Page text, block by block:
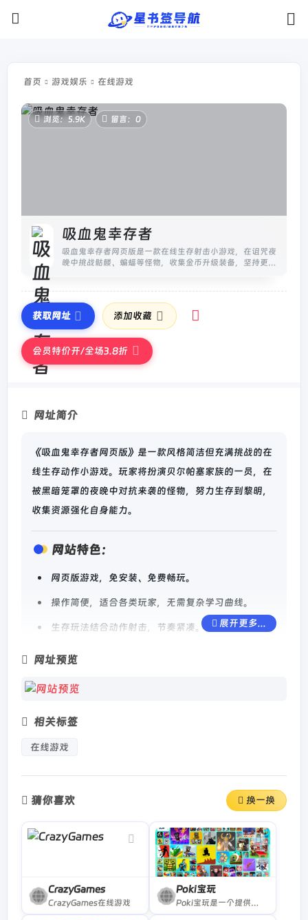
首页 游戏娱乐 在线游戏
浏览：5.9K 留言：0
吸血鬼幸存者
吸血鬼幸存者网页版是一款在线生存射击小游戏，在诅咒夜
晚中挑战骷髅、蝙蝠等怪物，收集金币升级装备，坚持更久
获取网址 添加收藏
会员特价开/全场3.8折
网址简介
《吸血鬼幸存者网页版》是一款风格简洁但充满挑战的在
线生存动作小游戏。玩家将扮演贝尔帕塞家族的一员，在
被黑暗笼罩的夜晚中对抗来袭的怪物，努力生存到黎明，
收集资源强化自身能力。
网站特色：
网页版游戏，免安装、免费畅玩。
操作简便，适合各类玩家，无需复杂学习曲线。
生存玩法结合动作射击，节奏紧凑。
画风简洁复古，强化代入感和氛围感。
主要功能：
自动攻击系统，专注移动与躲避敌人。
多种敌人类型，如骷髅、蝙蝠和Boss级怪物。
道具与药水可用于恢复生命或增强技能，但需谨慎使
使用键盘方向键或鼠标控制角色移动。
展开更多...
网址预览
相关标签
在线游戏
猜你喜欢 换一换
CrazyGames
CrazyGames在线游戏
Poki宝玩
Poki宝玩是一个提供免费在线小游戏的综合游戏平台，支持台式机、平板和手机设备，涵盖射击、赛车、体育、休闲、多人合作等多种类型。平台无需下载或登录，直接点击即可畅玩，深受全球玩家喜爱。